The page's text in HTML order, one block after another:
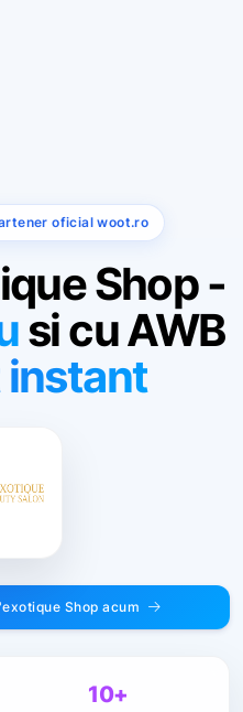
oficial woot.ro
Shop -
si cu AWB
instant
Shop acum
10+